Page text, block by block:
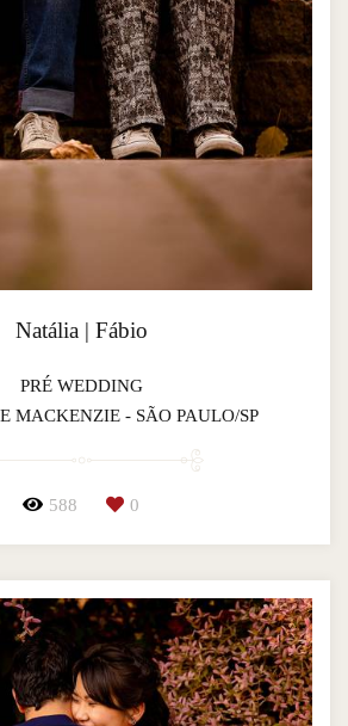
Natália | Fábio
PRÉ WEDDING
MACKENZIE - SÃO PAULO/SP
588 0